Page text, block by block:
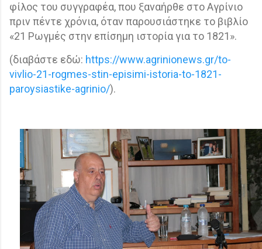
φίλος του συγγραφέα, που ξαναήρθε στο Αγρίνιο
πριν πέντε χρόνια, όταν παρουσιάστηκε το βιβλίο
«21 Ρωγμές στην επίσημη ιστορία για το 1821».
(διαβάστε εδώ: https://www.agrinionews.gr/to-
vivlio-21-rogmes-stin-episimi-istoria-to-1821-
paroysiastike-agrinio/).